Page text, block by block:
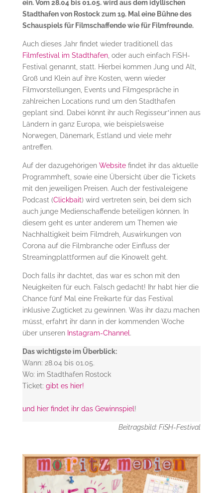
ein. Vom 28.04 bis 01.05. wird aus dem idyllischen
Stadthafen von Rostock zum 19. Mal eine Bühne des
Schauspiels für Filmschaffende wie für Filmfreunde.
Auch dieses Jahr findet wieder traditionell das
Filmfestival im Stadthafen, oder auch einfach FiSH-
Festival genannt, statt. Hierbei kommen Jung und Alt,
Groß und Klein auf ihre Kosten, wenn wieder
Filmvorstellungen, Events und Filmgespräche in
zahlreichen Locations rund um den Stadthafen
geplant sind. Dabei könnt ihr auch Regisseur*innen aus
Ländern in ganz Europa, wie beispielsweise
Norwegen, Dänemark, Estland und viele mehr
antreffen.
Auf der dazugehörigen Websitefindet ihr das aktuelle
Programmheft, sowie eine Übersicht über die Tickets
mit den jeweiligen Preisen. Auch der festivaleigene
Podcast (Clickbait) wird vertreten sein, bei dem sich
auch junge Medienschaffende beteiligen können. In
diesem geht es unter anderem um Themen wie
Nachhaltigkeit beim Filmdreh, Auswirkungen von
Corona auf die Filmbranche oder Einfluss der
Streamingplattformen auf die Kinowelt geht.
Doch falls ihr dachtet, das war es schon mit den
Neuigkeiten für euch. Falsch gedacht! Ihr habt hier die
Chance fünf Mal eine Freikarte für das Festival
inklusive Zugticket zu gewinnen. Was ihr dazu machen
müsst, erfahrt ihr dann in der kommenden Woche
über unseren Instagram-Channel.
Das wichtigste im Überblick:
Wann: 28.04 bis 01.05.
Wo: im Stadthafen Rostock
Ticket: gibt es hier!
und hier findet ihr das Gewinnspiel!
Beitragsbild: FiSH-Festival